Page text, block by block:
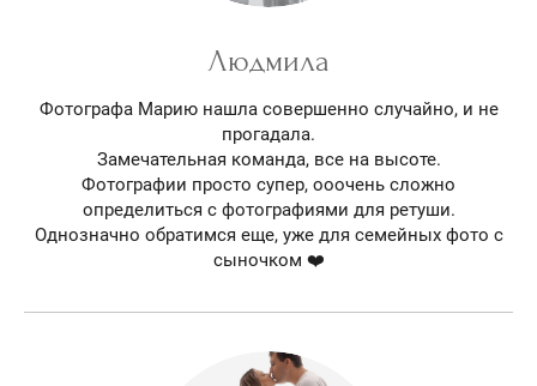
Людмила
Фотографа Марию нашла совершенно случайно, и не
прогадала.
Замечательная команда, все на высоте.
Фотографии просто супер, ооочень сложно
определиться с фотографиями для ретуши.
Однозначно обратимся еще, уже для семейных фото с
сыночком ❤️